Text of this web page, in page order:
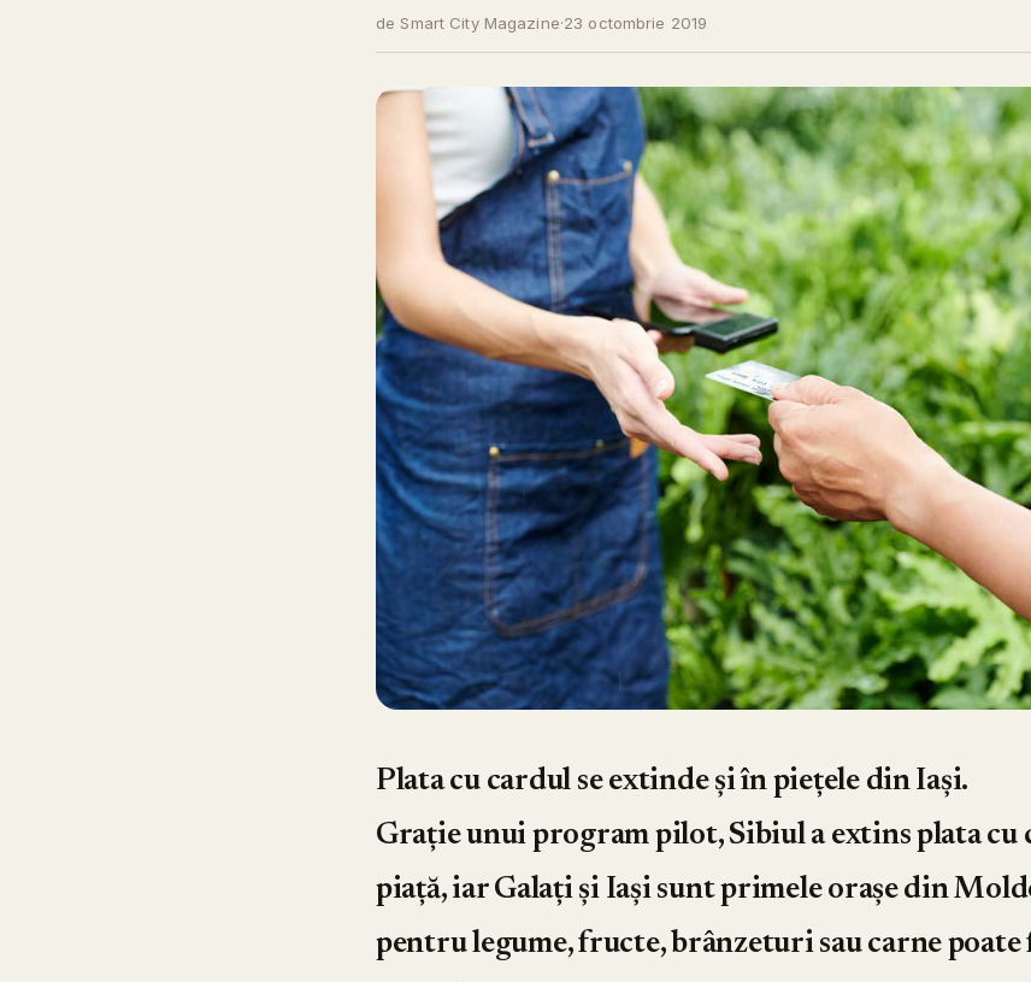
de Smart City Magazine·23 octombrie 2019
Plata cu cardul se extinde și în piețele din Iași.
Grație unui program pilot, Sibiul a extins plata cu
piață, iar Galați și Iași sunt primele orașe din
pentru legume, fructe, brânzeturi sau carne poate